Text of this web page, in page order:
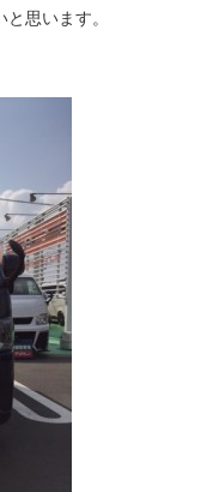
思います。